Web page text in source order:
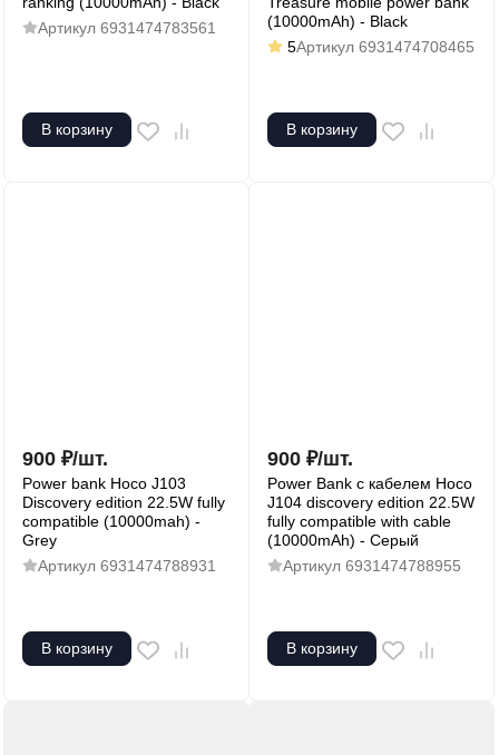
Артикул 6931474783561
В корзину
(10000mAh) - Black
5Артикул 6931474708465
В корзину
900 ₽/шт.
Power bank Hoco J103
Discovery edition 22.5W fully
compatible (10000mah) -
Grey
Артикул 6931474788931
В корзину
900 ₽/шт.
Power Bank с кабелем Hoco
J104 discovery edition 22.5W
fully compatible with cable
(10000mAh) - Серый
Артикул 6931474788955
В корзину